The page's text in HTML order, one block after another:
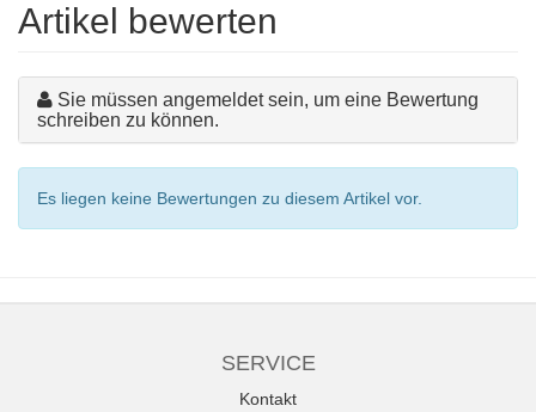
Artikel bewerten
Sie müssen angemeldet sein, um eine Bewertung
schreiben zu können.
Es liegen keine Bewertungen zu diesem Artikel vor.
SERVICE
Kontakt